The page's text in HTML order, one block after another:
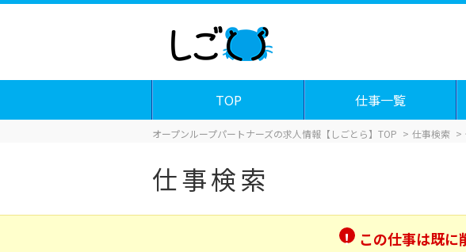
TOP 仕事一覧
オープンループパートナーズの求人情報【しごとら】TOP 仕事検索
仕事検索
この仕事は既に